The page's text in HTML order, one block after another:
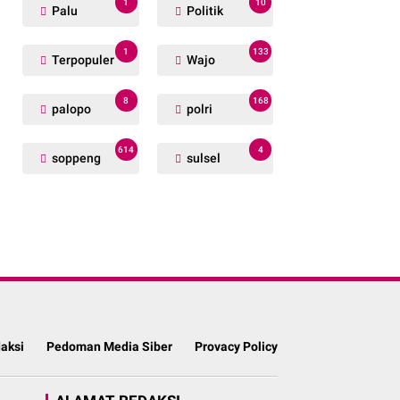
Palu
1
Politik
10
Terpopuler
1
Wajo
133
palopo
8
polri
168
soppeng
614
sulsel
4
Pedoman Media Siber Provacy Policy